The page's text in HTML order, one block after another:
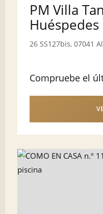
PM Villa
Huéspedes
26 SS127bis, 07041
Compruebe el